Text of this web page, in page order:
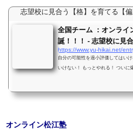
志望校に見合う【格】を育てる【偏
全国チーム ：オンライ
誕！！！ - 志望校に見
https://www.yu-hikai.net/
自分の可能性を過小評価してはい
いけない！ もっとやれる！ ついに
公立高校への合格を 奪取すること
オンライン松江塾